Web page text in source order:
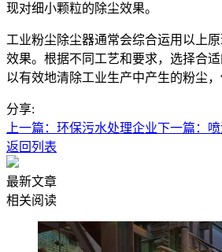
现对细小颗粒的除尘效果。
工业粉尘除尘器通常会综合运用以上
效果。根据不同工艺和要求，选择合
以有效地清除工业生产中产生的粉尘，
分享:
上一篇：环保污水处理企业下一篇：
返回列表
最新文章
相关阅读